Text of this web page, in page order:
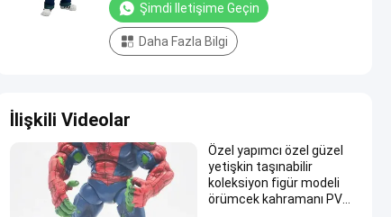
Şimdi Iletişime Geçin
Daha Fazla Bilgi
İlişkili Videolar
Özel yapımcı özel güzel
yetişkin taşınabilir
koleksiyon figür modeli
örümcek kahramanı PVC